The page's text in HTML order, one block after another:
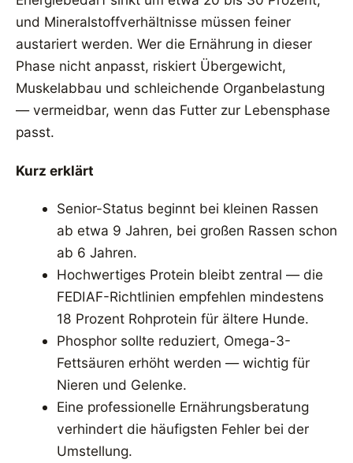
und Mineralstoffverhältnisse müssen feiner
austariert werden. Wer die Ernährung in dieser
Phase nicht anpasst, riskiert Übergewicht,
Muskelabbau und schleichende Organbelastung
— vermeidbar, wenn das Futter zur Lebensphase
passt.
Kurz erklärt
Senior-Status beginnt bei kleinen Rassen
ab etwa 9 Jahren, bei großen Rassen schon
ab 6 Jahren.
Hochwertiges Protein bleibt zentral — die
FEDIAF-Richtlinien empfehlen mindestens
18 Prozent Rohprotein für ältere Hunde.
Phosphor sollte reduziert, Omega-3-
Fettsäuren erhöht werden — wichtig für
Nieren und Gelenke.
Eine professionelle Ernährungsberatung
verhindert die häufigsten Fehler bei der
Umstellung.